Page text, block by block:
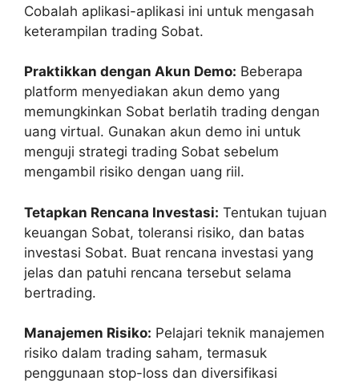
Cobalah aplikasi-aplikasi ini untuk mengasah
keterampilan trading Sobat.
Praktikkan dengan Akun Demo: Beberapa
platform menyediakan akun demo yang
memungkinkan Sobat berlatih trading dengan
uang virtual. Gunakan akun demo ini untuk
menguji strategi trading Sobat sebelum
mengambil risiko dengan uang riil.
Tetapkan Rencana Investasi: Tentukan tujuan
keuangan Sobat, toleransi risiko, dan batas
investasi Sobat. Buat rencana investasi yang
jelas dan patuhi rencana tersebut selama
bertrading.
Manajemen Risiko: Pelajari teknik manajemen
risiko dalam trading saham, termasuk
penggunaan stop-loss dan diversifikasi